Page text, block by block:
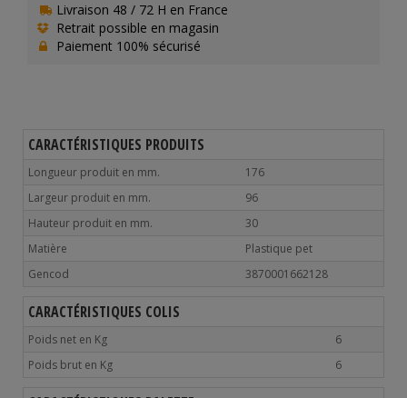
Livraison 48 / 72 H en France
Retrait possible en magasin
Paiement 100% sécurisé
CARACTÉRISTIQUES PRODUITS
Longueur produit en mm.
176
Largeur produit en mm.
96
Hauteur produit en mm.
30
Matière
Plastique pet
Gencod
3870001662128
CARACTÉRISTIQUES COLIS
Poids net en Kg
6
Poids brut en Kg
6